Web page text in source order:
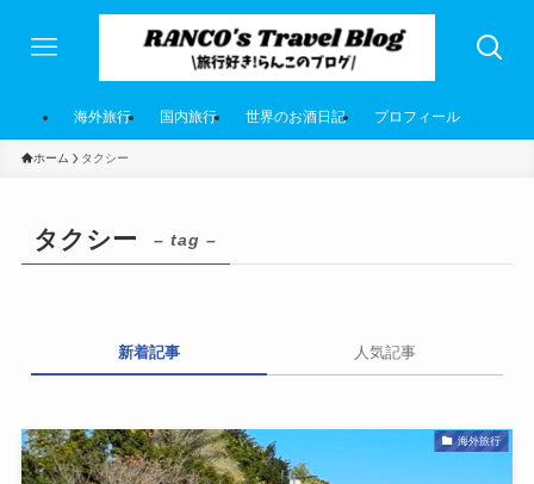
海外旅行 国内旅行 世界のお酒日記 プロフィール
ホーム タクシー
タクシー – tag –
新着記事 人気記事
海外旅行